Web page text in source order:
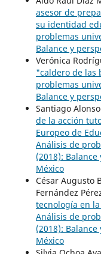
asesor de
su identidad
problemas
Balance y
Verónica
"caldero de las
problemas
Balance y
Santiago
de la acción
Europeo de
Análisis de
(2018):
México
César Augusto
Fernández
tecnología en
Análisis de
(2018):
México